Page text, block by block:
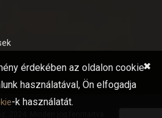
érdekében az oldalon cookie-
használatával, Ön elfogadja
-k használatát.
✖